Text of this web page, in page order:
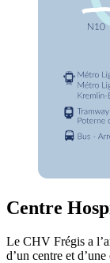
Centre
Le CHV Frégis a
d’un centre et